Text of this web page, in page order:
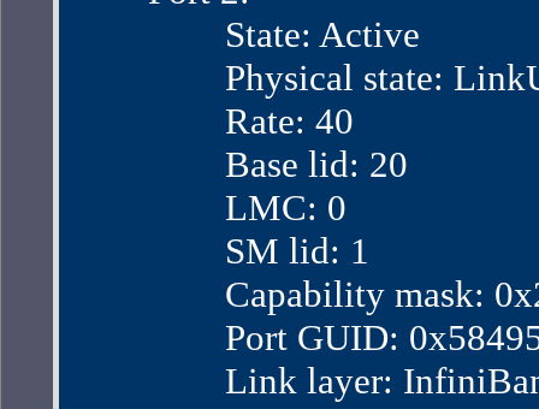
State: Active
Physical state:
Rate: 40
Base lid: 20
LMC: 0
SM lid: 1
Capability mask:
Port GUID:
Link layer: